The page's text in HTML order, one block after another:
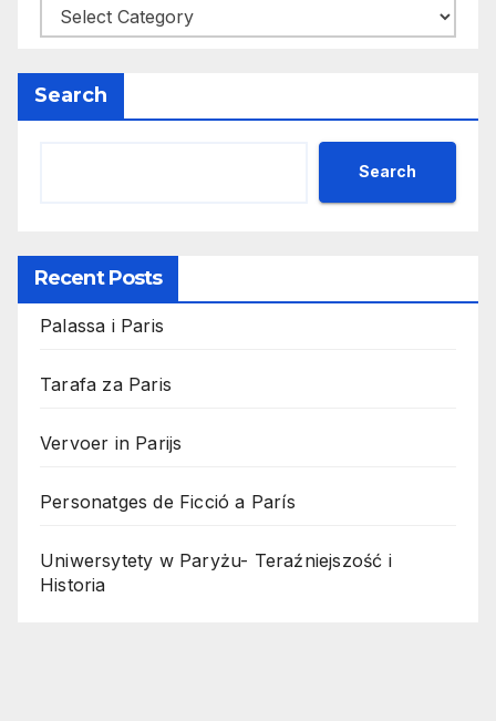
Search
Search
Recent Posts
Palassa i Paris
Tarafa za Paris
Vervoer in Parijs
Personatges de Ficció a París
Uniwersytety w Paryżu- Teraźniejszość i
Historia